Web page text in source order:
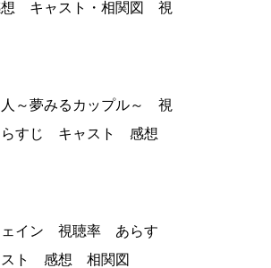
想 キャスト・相関図 視
～夢みるカップル～ 視
すじ キャスト 感想
ェイン 視聴率 あらす
ト 感想 相関図